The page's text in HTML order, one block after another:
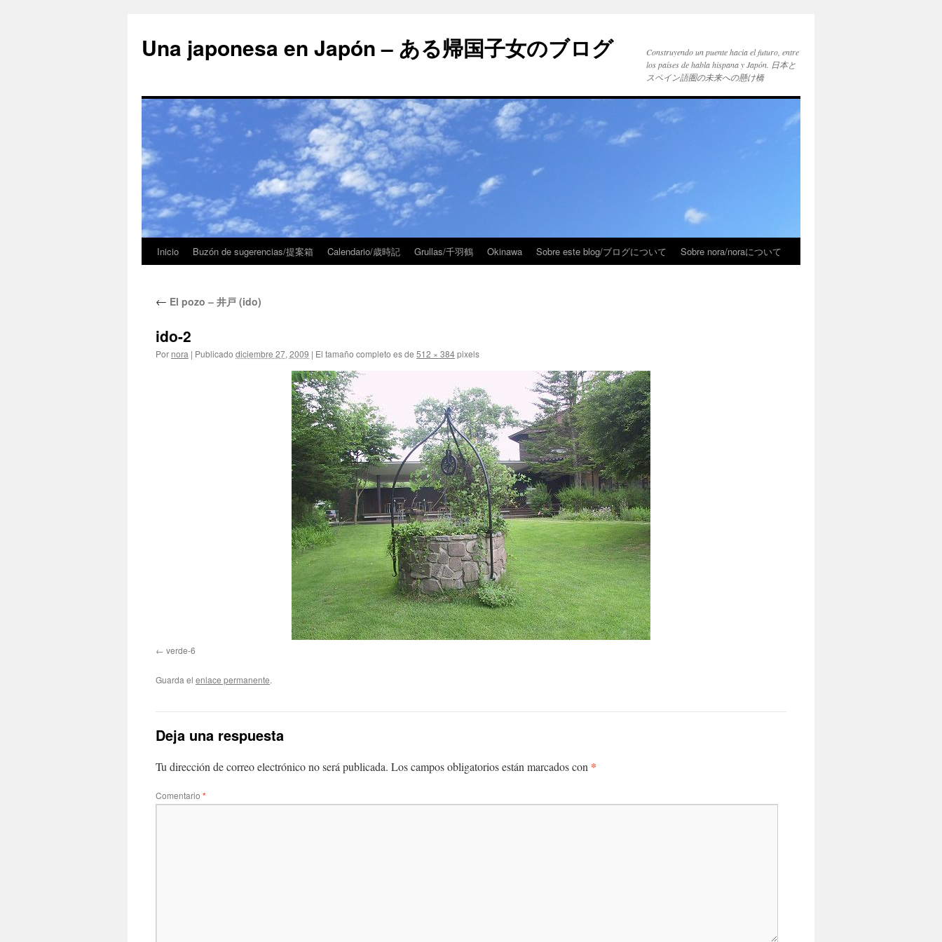
Una japonesa en Japón – ある帰国子女のブログ
Construyendo un puente hacia el futuro, entre
los países de habla hispana y Japón. 日本と
スペイン語圏の未来への懸け橋
Inicio Buzón de sugerencias/提案箱 Calendario/歳時記 Grullas/千羽鶴 Okinawa Sobre este blog/ブログについて Sobre nora/noraについて
← El pozo – 井戸 (ido)
ido-2
Por nora | Publicado diciembre 27, 2009 | El tamaño completo es de 512 × 384pixels
verde-6
Guarda el enlace permanente.
Deja una respuesta
Tu dirección de correo electrónico no será publicada. Los campos obligatorios están marcados con *
Comentario *